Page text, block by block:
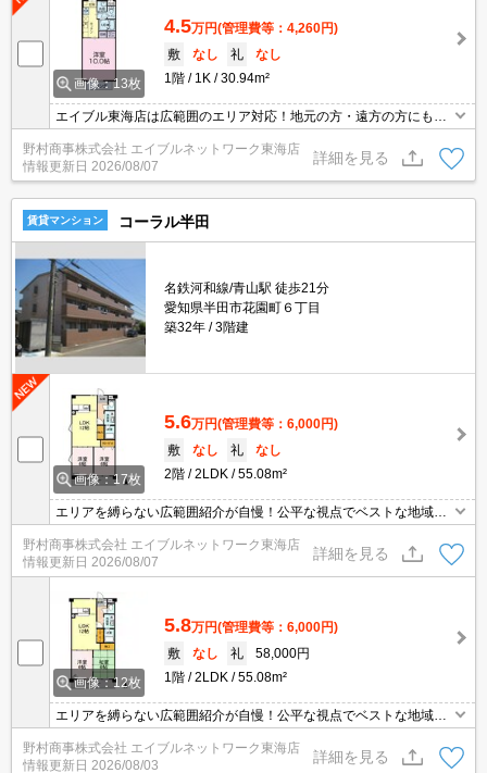
画像：13枚
4.5万円(管理費等：4,260円)
敷
なし 礼
なし
1階
1K 30.94m²
エイブル東海店は広範囲のエリア対応！地元の方・遠方の方にも公
平な視点で提案♪見るだけ・オンライン可！
野村商事株式会社 エイブルネットワーク東海店
情報更新日 2026/08/07
詳細を見る
賃貸マンション コーラル半田
名鉄河和線/青山駅 徒歩21分
愛知県半田市花園町６丁目
築32年
3階建
画像：17枚
5.6万円(管理費等：6,000円)
敷
なし 礼
なし
2階
2LDK 55.08m²
エリアを縛らない広範囲紹介が自慢！公平な視点でベストな地域を
ご提案します。現地集合・オンライン対応！
野村商事株式会社 エイブルネットワーク東海店
情報更新日 2026/08/07
詳細を見る
画像：12枚
5.8万円(管理費等：6,000円)
敷
なし 礼
58,000円
1階
2LDK 55.08m²
エリアを縛らない広範囲紹介が自慢！公平な視点でベストな地域を
ご提案します。現地集合・オンライン対応！
野村商事株式会社 エイブルネットワーク東海店
情報更新日 2026/08/03
詳細を見る